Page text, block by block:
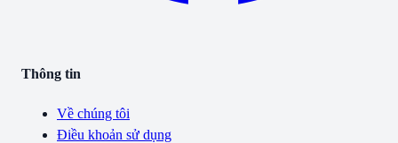
Thông tin
Về chúng tôi
Điều khoản sử dụng